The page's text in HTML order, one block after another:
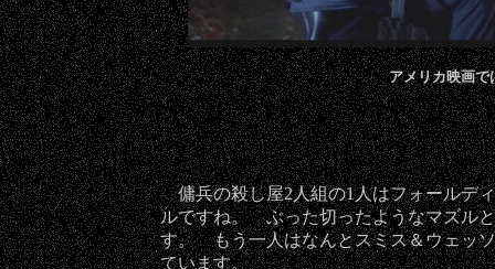
アメリカ映画
傭兵の殺し屋2人組の1人はフォールデ
ルですね。 ぶった切ったようなマズル
す。 もう一人はなんとスミス＆ウェッ
ています。